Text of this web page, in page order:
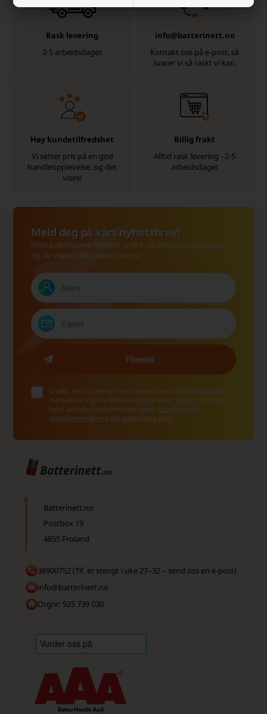
Rask levering
2-5 arbeidsdager.
info@batterinett.no
Kontakt oss på e-post, så
svarer vi så raskt vi kan.
Høy kundetilfredshet
Vi setter pris på en god
handleopplevelse, og det
vises!
Billig frakt
Alltid rask levering - 2-5
arbeidsdager.
Meld deg på vårt nyhetsbrev!
Motta eksklusive nyheter, unike rabattkoder, inspirasjon
og de villeste tilbudene fra oss!
Ja takk, jeg vil gjerne motta nyhetsbrev og skreddersydd
markedsføring fra Batterinett på e-post. Jeg kan når som
helst avslutte abonnementet igjen. Les mer i vår
samtykkeerklæring for elektronisk post
Batterinett.no
Postbox 19
4855 Froland
38900752 (Tlf. er stengt i uke 27–32 – send oss en e-post)
info@batterinett.no
Orgnr: 925 739 030